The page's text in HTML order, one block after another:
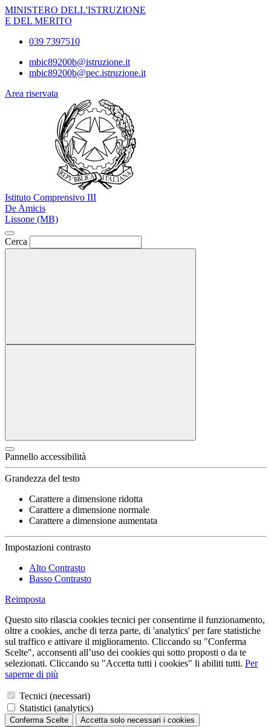
MINISTERO DELL'ISTRUZIONE
E DEL MERITO
039 7397510
mbic89200b@istruzione.it
mbic89200b@pec.istruzione.it
Area riservata
Istituto Comprensivo III
De Amicis
Lissone (MB)
Cerca
Pannello accessibilità
Grandezza del testo
Carattere a dimensione ridotta
Carattere a dimensione normale
Carattere a dimensione aumentata
Impostazioni contrasto
Alto Contrasto
Basso Contrasto
Reimposta
Questo sito rilascia cookies tecnici per consentirne il funzionamento,
oltre a cookies, anche di terza parte, di 'analytics' per fare statistiche
sul traffico e attivare il miglioramento. Cliccando su "Conferma
Scelte", acconsenti all’uso dei cookies qui sotto proposti o da te
selezionati. Cliccando su "Accetta tutti i cookies" li abiliti tutti. Per
saperne di più
Tecnici (necessari)
Statistici (analytics)
Conferma Scelte Accetta solo necessari i cookies